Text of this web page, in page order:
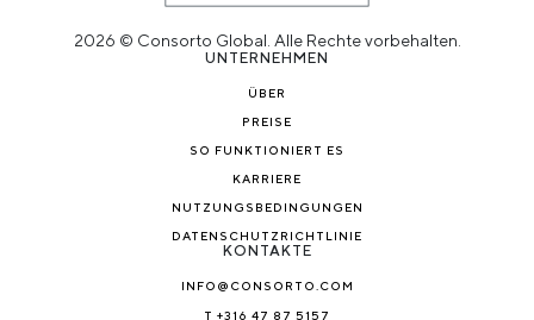
2026 © Consorto Global. Alle Rechte vorbehalten.
UNTERNEHMEN
ÜBER
PREISE
SO FUNKTIONIERT ES
KARRIERE
NUTZUNGSBEDINGUNGEN
DATENSCHUTZRICHTLINIE
KONTAKTE
INFO@CONSORTO.COM
T +316 47 87 5157